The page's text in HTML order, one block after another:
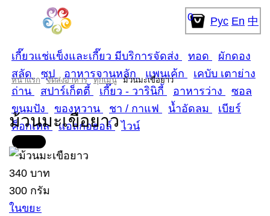
0 Рус En 中
เกี๊ยวแช่แข็งและเกี๊ยว มีบริการจัดส่ง ทอด
ผักดอง
สลัด
ซุป อาหารจานหลัก แพนเค้ก
เคบับ เตาย่าง
ถ่าน
สปาร์เก็ตตี้ เกี๊ยว - วารินิกี้ อาหารว่าง
ซอล
ขนมปัง
ของหวาน ชา / กาแฟ น้ำอัดลม
เบียร์
ค็อกเทล แอลกอฮอล์ ไวน์
หน้าแรก จัดส่งอาหาร ทุกเมนู ม้วนมะเขือยาว
ม้วนมะเขือยาว
340 บาท
300 กรัม
ในขยะ